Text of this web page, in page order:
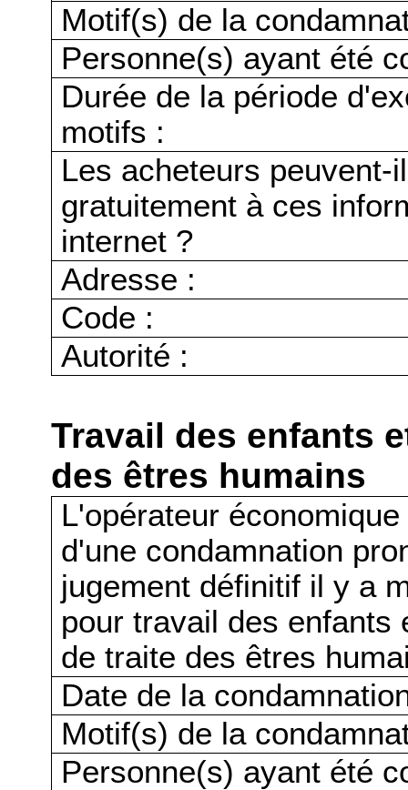
Motif(s) de la
Personne(s) ayant été
Durée de la période
motifs :
Les acheteurs peuvent-
gratuitement à ces
internet ?
Adresse :
Code :
Autorité :
Travail des enfants
des êtres humains
L'opérateur
d'une condamnation
jugement définitif il y a
pour travail des enfants
de traite des êtres
Date de la
Motif(s) de la
Personne(s) ayant été